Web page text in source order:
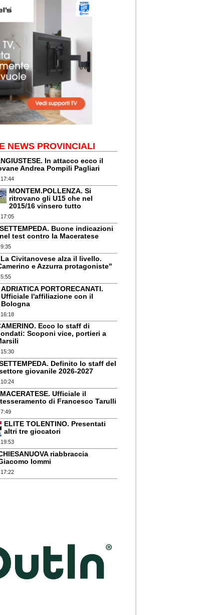
NEWS PROVINCIALI
In attacco ecco il
Andrea Pompili Pagliari
MONTEM.POLLENZA. Si
ritrovano gli U15 che nel
2015/16 vinsero tutto
SETTEMPEDA. Buone indicazioni
nel test contro la Maceratese
Civitanovese alza il livello.
e Azzurra protagoniste"
ADRIATICA PORTORECANATI.
Ufficiale l'affiliazione con il
Bologna
Ecco lo staff di
Scoponi vice, portieri a
Definito lo staff del
giovanile 2026-2027
MACERATESE. Ufficiale il
tesseramento di Francesco Tarulli
ELITE TOLENTINO. Presentati
altri tre giocatori
riabbraccia
Iommi